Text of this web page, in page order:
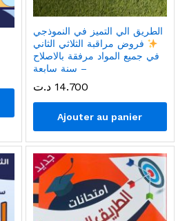
الطريق الي التميز في النموذجي
فروض مراقبة الثلاثي الثاني
في جميع المواد مرفقة بالاصلاح
– سنة سابعة
14.700 د.ت
Ajouter au panier